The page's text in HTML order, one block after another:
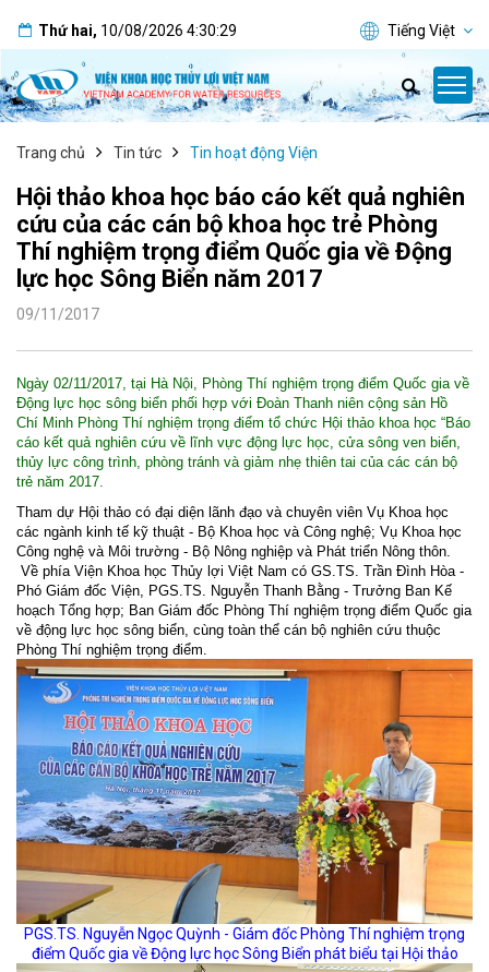
Thứ hai, 10/08/2026 4:30:30 Tiếng Việt
Trang chủ Tin tức Tin hoạt động Viện
Hội thảo khoa học báo cáo kết quả nghiên
cứu của các cán bộ khoa học trẻ Phòng
Thí nghiệm trọng điểm Quốc gia về Động
lực học Sông Biển năm 2017
09/11/2017
Ngày 02/11/2017, tại Hà Nội, Phòng Thí nghiệm trọng điểm Quốc gia về
Động lực học sông biển phối hợp với Đoàn Thanh niên cộng sản Hồ
Chí Minh Phòng Thí nghiệm trọng điểm tổ chức Hội thảo khoa học “Báo
cáo kết quả nghiên cứu về lĩnh vực động lực học, cửa sông ven biển,
thủy lực công trình, phòng tránh và giảm nhẹ thiên tai của các cán bộ
trẻ năm 2017.
Tham dự Hội thảo có đại diện lãnh đạo và chuyên viên Vụ Khoa học
các ngành kinh tế kỹ thuật - Bộ Khoa học và Công nghệ; Vụ Khoa học
Công nghệ và Môi trường - Bộ Nông nghiệp và Phát triển Nông thôn.
Về phía Viện Khoa học Thủy lợi Việt Nam có GS.TS. Trần Đình Hòa -
Phó Giám đốc Viện, PGS.TS. Nguyễn Thanh Bằng - Trưởng Ban Kế
hoạch Tổng hợp; Ban Giám đốc Phòng Thí nghiệm trọng điểm Quốc gia
về động lực học sông biển, cùng toàn thể cán bộ nghiên cứu thuộc
Phòng Thí nghiệm trọng điểm.
PGS.TS. Nguyễn Ngọc Quỳnh - Giám đốc Phòng Thí nghiệm trọng
điểm Quốc gia về Động lực học Sông Biển phát biểu tại Hội thảo